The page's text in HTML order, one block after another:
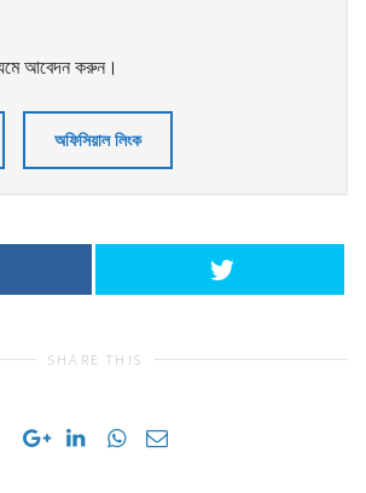
আবেদন করুন।
অফিসিয়াল লিংক
SHARE THIS